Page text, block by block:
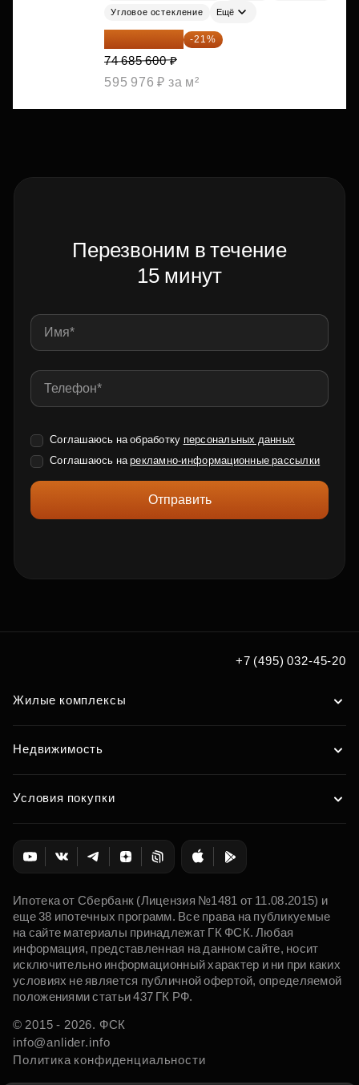
Угловое остекление Ещё
59 001 624 ₽ -21%
74 685 600 ₽
595 976 ₽ за м²
Перезвоним в течение
15 минут
Соглашаюсь на обработку персональных данных
Соглашаюсь нарекламно-информационные рассылки
Отправить
+7 (495) 032-45-20
Жилые комплексы
Недвижимость
Условия покупки
Ипотека от Сбербанк (Лицензия №1481 от 11.08.2015) и
еще 38 ипотечных программ. Все права на публикуемые
на сайте материалы принадлежат ГК ФСК. Любая
информация, представленная на данном сайте, носит
исключительно информационный характер и ни при каких
условиях не является публичной офертой, определяемой
положениями статьи 437 ГК РФ.
© 2015 - 2026. ФСК
info@anlider.info
Политика конфиденциальности